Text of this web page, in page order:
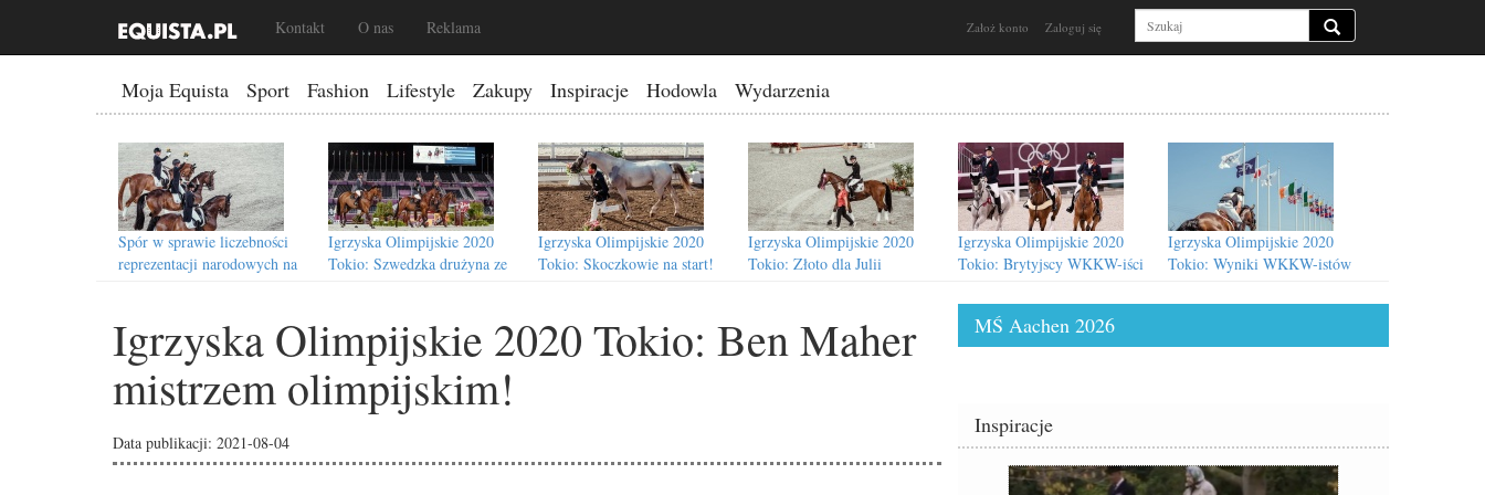
Kontakt O nas Reklama Założ konto Zaloguj się
Moja Equista Sport Fashion Lifestyle Zakupy Inspiracje Hodowla Wydarzenia
Spór w sprawie liczebności
reprezentacji narodowych na
Igrzyska Olimpijskie 2020
Tokio: Szwedzka drużyna ze
Igrzyska Olimpijskie 2020
Tokio: Skoczkowie na start!
Igrzyska Olimpijskie 2020
Tokio: Złoto dla Julii
Igrzyska Olimpijskie 2020
Tokio: Brytyjscy WKKW-iści
Igrzyska Olimpijskie 2020
Tokio: Wyniki WKKW-istów
Igrzyska Olimpijskie 2020
Polki!
Igrzyska Olimpijskie 2020
Igrzyska Olimpijskie 2020 Tokio: Ben Maher
mistrzem olimpijskim!
Data publikacji: 2021-08-04
MŚ Aachen 2026
Inspiracje